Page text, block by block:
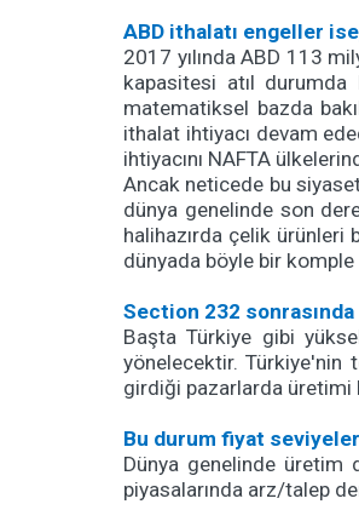
ABD ithalatı engeller
2017 yılında ABD 113
kapasitesi atıl
matematiksel bazda
ithalat ihtiyacı devam
ihtiyacını NAFTA
Ancak neticede bu
dünya genelinde son
halihazırda çelik ürünleri
dünyada böyle bir
Section 232
Başta Türkiye gibi
yönelecektir. Türkiye'nin
girdiği pazarlarda üretimi
Bu durum fiyat
Dünya genelinde üretim
piyasalarında arz/talep